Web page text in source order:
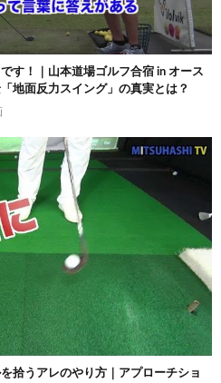
す！｜山本道場ゴルフ合宿 in オース
地面反力スイング」の真実とは？
拾うアレのやり方｜アプローチショ